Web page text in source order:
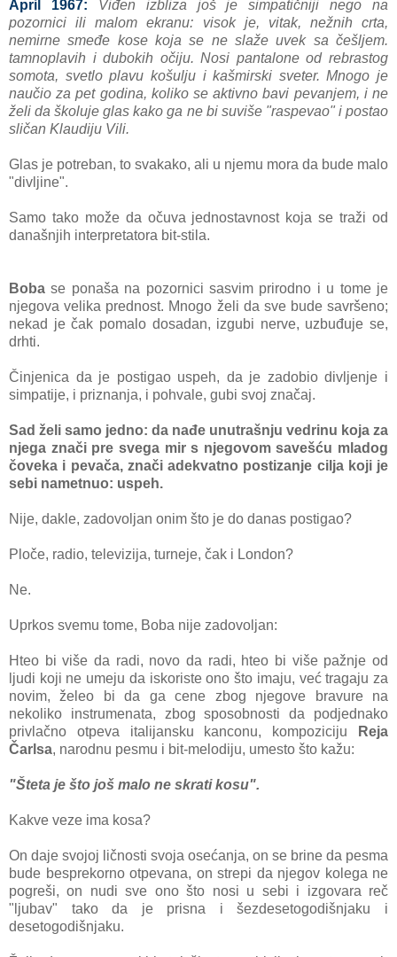
April 1967: Viđen izbliza još je simpatičniji nego na
pozornici ili malom ekranu: visok je, vitak, nežnih crta,
nemirne smeđe kose koja se ne slaže uvek sa češljem.
tamnoplavih i dubokih očiju. Nosi pantalone od rebrastog
somota, svetlo plavu košulju i kašmirski sveter. Mnogo je
naučio za pet godina, koliko se aktivno bavi pevanjem, i ne
želi da školuje glas kako ga ne bi suviše "raspevao" i postao
sličan Klaudiju Vili.
Glas je potreban, to svakako, ali u njemu mora da bude malo
"divljine".
Samo tako može da očuva jednostavnost koja se traži od
današnjih interpretatora bit-stila.
Bobase ponaša na pozornici sasvim prirodno i u tome je
njegova velika prednost. Mnogo želi da sve bude savršeno;
nekad je čak pomalo dosadan, izgubi nerve, uzbuđuje se,
drhti.
Činjenica da je postigao uspeh, da je zadobio divljenje i
simpatije, i priznanja, i pohvale, gubi svoj značaj.
Sad želi samo jedno: da nađe unutrašnju vedrinu koja za
njega znači pre svega mir s njegovom savešću mladog
čoveka i pevača, znači adekvatno postizanje cilja koji je
sebi nametnuo: uspeh.
Nije, dakle, zadovoljan onim što je do danas postigao?
Ploče, radio, televizija, turneje, čak i London?
Ne.
Uprkos svemu tome, Boba nije zadovoljan:
Hteo bi više da radi, novo da radi, hteo bi više pažnje od
ljudi koji ne umeju da iskoriste ono što imaju, već tragaju za
novim, želeo bi da ga cene zbog njegove bravure na
nekoliko instrumenata, zbog sposobnosti da podjednako
privlačno otpeva italijansku kanconu, kompoziciju
Reja
Čarlsa, narodnu pesmu i bit-melodiju, umesto što kažu:
"Šteta je što još malo ne skrati kosu".
Kakve veze ima kosa?
On daje svojoj ličnosti svoja osećanja, on se brine da pesma
bude besprekorno otpevana, on strepi da njegov kolega ne
pogreši, on nudi sve ono što nosi u sebi i izgovara reč
"ljubav" tako da je prisna i šezdesetogodišnjaku i
desetogodišnjaku.